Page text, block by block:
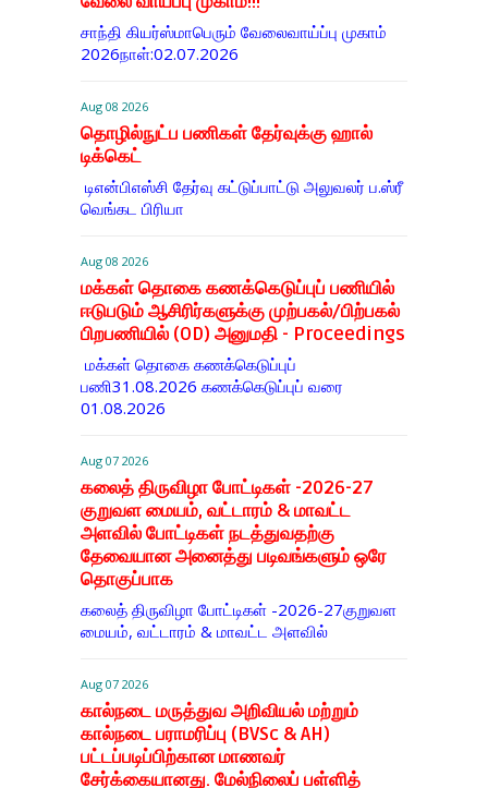
சாந்தி கியர்ஸ்மாபெரும் வேலைவாய்ப்பு முகாம்
2026நாள்:02.07.2026
Aug 08 2026
தொழில்நுட்ப பணிகள் தேர்வுக்கு ஹால் ​
டிக்கெட்
டிஎன்​பிஎஸ்சி தேர்வு கட்​டுப்​பாட்டு அலு​வலர் ப.ஸ்ரீ
வெங்கட பிரியா
Aug 08 2026
மக்கள் தொகை கணக்கெடுப்புப் பணியில்
ஈடுபடும் ஆசிரிர்களுக்கு முற்பகல்/பிற்பகல்
பிறபணியில் (OD) அனுமதி - Proceedings
மக்கள் தொகை கணக்கெடுப்புப்
பணி31.08.2026 கணக்கெடுப்புப் வரை
01.08.2026
Aug 07 2026
கலைத் திருவிழா போட்டிகள் -2026-27
குறுவள மையம், வட்டாரம் & மாவட்ட
அளவில் போட்டிகள் நடத்துவதற்கு
தேவையான அனைத்து படிவங்களும் ஒரே
தொகுப்பாக
கலைத் திருவிழா போட்டிகள் -2026-27குறுவள
மையம், வட்டாரம் & மாவட்ட அளவில்
Aug 07 2026
கால்நடை மருத்துவ அறிவியல் மற்றும்
கால்நடை பராமரிப்பு (BVSc & AH)
பட்டப்படிப்பிற்கான மாணவர்
சேர்க்கையானது. மேல்நிலைப் பள்ளித்